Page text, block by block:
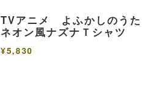
TVアニメ よふかしのうた
ネオン風ナズナＴシャツ
¥5,830